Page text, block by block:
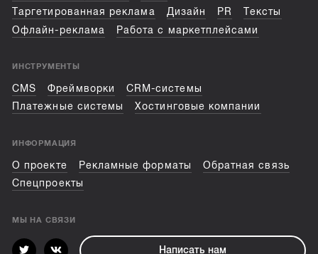
Таргетированная реклама
Дизайн PR
Тексты
Офлайн-реклама
Работа с маркетплейсами
ИНСТРУМЕНТЫ
CMS Фреймворки
CRM-системы
Платежные системы
Хостинговые компании
ИНФОРМАЦИЯ
О проекте Рекламные форматы
Обратная связь
Спецпроекты
МЫ НА СВЯЗИ
Написать нам